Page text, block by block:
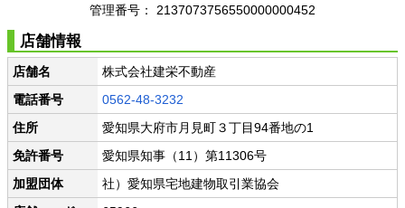
管理番号： 2137073756550000000452
店舗情報
店舗名
株式会社建栄不動産
電話番号
0562-48-3232
住所
愛知県大府市月見町３丁目94番地の1
免許番号
愛知県知事（11）第11306号
加盟団体
社）愛知県宅地建物取引業協会